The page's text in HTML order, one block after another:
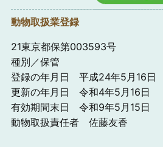
動物取扱業登録
21東京都保第003593号
種別／保管
登録の年月日 平成24年5月16日
更新の年月日 令和4年5月16日
有効期間末日 令和9年5月15日
動物取扱責任者 佐藤友香